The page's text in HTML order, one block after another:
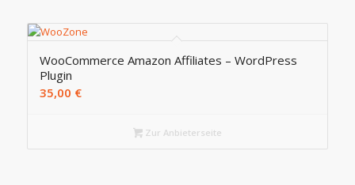
WooCommerce Amazon Affiliates – WordPress
Plugin
35,00 €
Zur Anbieterseite